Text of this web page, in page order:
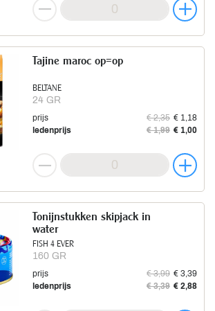
BELTANE
24 GR
Tajine maroc op=op
prijs € 2,35 € 1,18
ledenprijs
€ 1,99 € 1,00
FISH 4 EVER
160 GR
Tonijnstukken skipjack in
water
prijs € 3,99 € 3,39
ledenprijs
€ 3,39 € 2,88